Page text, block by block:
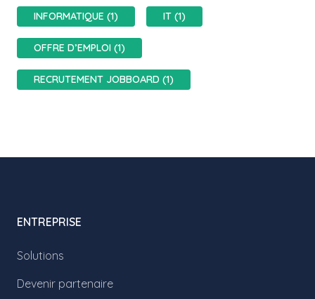
INFORMATIQUE (1) IT (1)
OFFRE D’EMPLOI (1)
RECRUTEMENT JOBBOARD (1)
ENTREPRISE
Solutions
Devenir partenaire